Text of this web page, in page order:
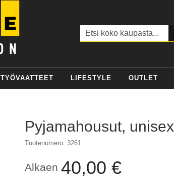
TYÖVAATTEET LIFESTYLE OUTLET
Pyjamahousut, unisex
Tuotenumero: 3261
Alkaen 40,00 €